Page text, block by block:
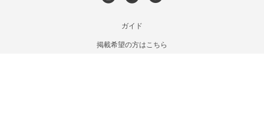
ガイド
掲載希望の方はこちら